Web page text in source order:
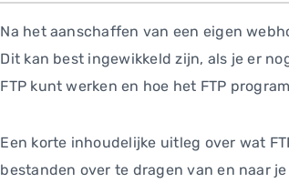
Na het aanschaffen van een eigen
Dit kan best ingewikkeld zijn, als je er
FTP kunt werken en hoe het FTP
Een korte inhoudelijke uitleg over wat
bestanden over te dragen van en naar